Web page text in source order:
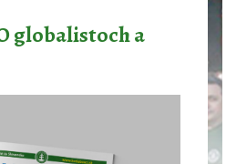
globalistoch a